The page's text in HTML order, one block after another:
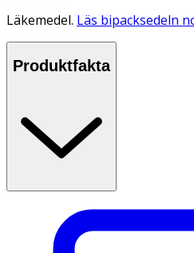
Läkemedel. Läs bipacksedeln
Produktfakta